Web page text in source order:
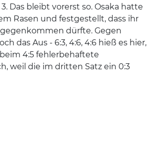
Das bleibt vorerst so. Osaka hatte
Rasen und festgestellt, dass ihr
dürfte. Gegen
das Aus - 6:3, 4:6, 4:6 hieß es hier,
4:5 fehlerbehaftete
weil die im dritten Satz ein 0:3